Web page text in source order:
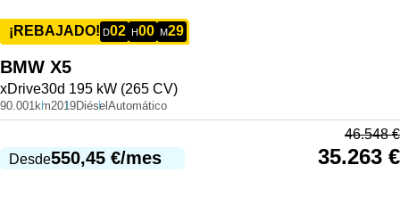
¡REBAJADO! D02 H00 M29
BMW X5
xDrive30d 195 kW (265 CV)
90.001km2019DiéselAutomático
Desde550,45 €/mes
46.548€
35.263 €